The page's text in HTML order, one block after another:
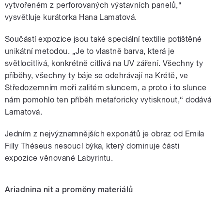
vytvořeném z perforovaných výstavních panelů,“
vysvětluje kurátorka Hana Lamatová.
Součástí expozice jsou také speciální textilie potištěné
unikátní metodou. „Je to vlastně barva, která je
světlocitlivá, konkrétně citlivá na UV záření. Všechny ty
příběhy, všechny ty báje se odehrávají na Krétě, ve
Středozemním moři zalitém sluncem, a proto i to slunce
nám pomohlo ten příběh metaforicky vytisknout,“ dodává
Lamatová.
Jedním z nejvýznamnějších exponátů je obraz od Emila
Filly Théseus nesoucí býka, který dominuje části
expozice věnované Labyrintu.
Ariadnina nit a proměny materiálů